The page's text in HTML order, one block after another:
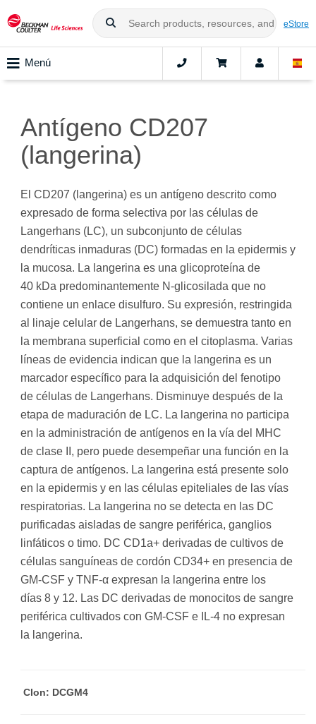
eStore
Menú
Antígeno CD207
(langerina)
El CD207 (langerina) es un antígeno descrito como
expresado de forma selectiva por las células de
Langerhans (LC), un subconjunto de células
dendríticas inmaduras (DC) formadas en la epidermis y
la mucosa. La langerina es una glicoproteína de
40 kDa predominantemente N-glicosilada que no
contiene un enlace disulfuro. Su expresión, restringida
al linaje celular de Langerhans, se demuestra tanto en
la membrana superficial como en el citoplasma. Varias
líneas de evidencia indican que la langerina es un
marcador específico para la adquisición del fenotipo
de células de Langerhans. Disminuye después de la
etapa de maduración de LC. La langerina no participa
en la administración de antígenos en la vía del MHC
de clase II, pero puede desempeñar una función en la
captura de antígenos. La langerina está presente solo
en la epidermis y en las células epiteliales de las vías
respiratorias. La langerina no se detecta en las DC
purificadas aisladas de sangre periférica, ganglios
linfáticos o timo. DC CD1a+ derivadas de cultivos de
células sanguíneas de cordón CD34+ en presencia de
GM-CSF y TNF-α expresan la langerina entre los
días 8 y 12. Las DC derivadas de monocitos de sangre
periférica cultivados con GM-CSF e IL-4 no expresan
la langerina.
Clon: DCGM4